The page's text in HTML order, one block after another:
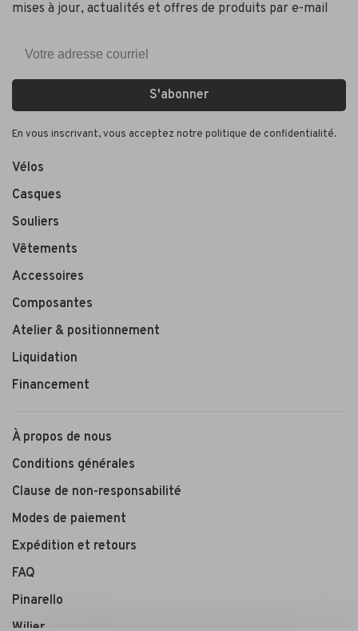
mises à jour, actualités et offres de produits par e-mail
S'abonner
En vous inscrivant, vous acceptez notre politique de confidentialité.
Vélos
Casques
Souliers
Vêtements
Accessoires
Composantes
Atelier & positionnement
Liquidation
Financement
À propos de nous
Conditions générales
Clause de non-responsabilité
Modes de paiement
Expédition et retours
FAQ
Pinarello
Wilier